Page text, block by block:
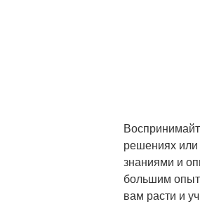
решениях или
знаниями и
большим
вам расти и